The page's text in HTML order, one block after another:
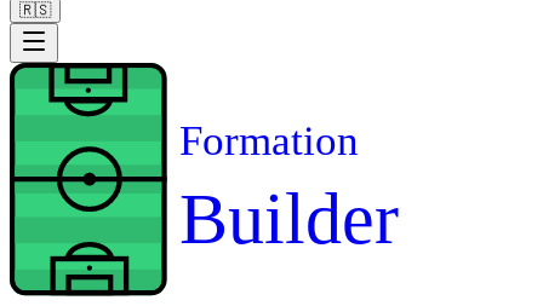
🇷🇸
Formation
Builder